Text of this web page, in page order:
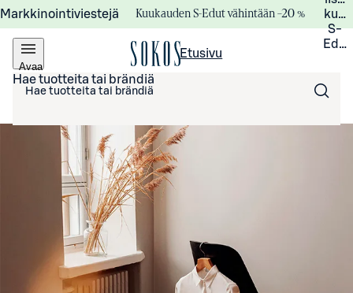
Markkinointiviestejä Kuukauden S-Edut vähintään –20 %
S-
Avaa
valikko
Etusivu
Hae tuotteita tai brändiä